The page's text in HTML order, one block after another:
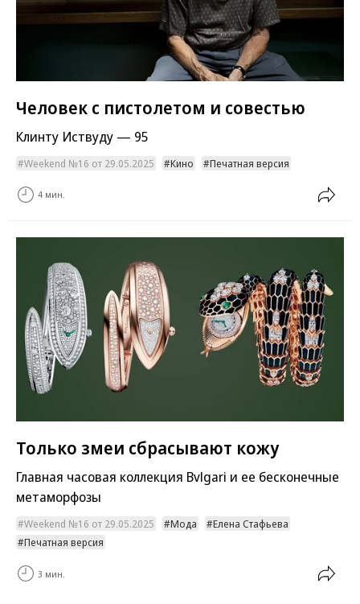
Человек с пистолетом и совестью
Клинту Иствуду — 95
Weekend №16 от 29.05.2025 Кино Печатная версия
4 мин.
Только змеи сбрасывают кожу
Главная часовая коллекция Bvlgari и ее бесконечные
метаморфозы
Weekend №16 от 29.05.2025 Мода
Елена Стафьева
Печатная версия
3 мин.